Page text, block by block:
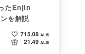
たEnjin
を解説
715.08 ALIS
21.49 ALIS